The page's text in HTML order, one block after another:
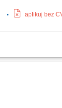
aplikuj bez